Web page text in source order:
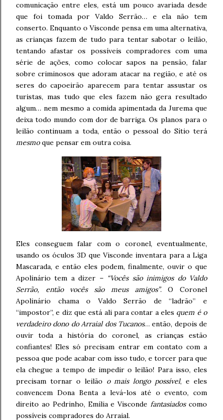
comunicação entre eles, está um pouco avariada desde
que foi tomada por Valdo Serrão… e ela não tem
conserto. Enquanto o Visconde pensa em uma alternativa,
as crianças fazem de tudo para tentar sabotar o leilão,
tentando afastar os possíveis compradores com uma
série de ações, como colocar sapos na pensão, falar
sobre criminosos que adoram atacar na região, e até os
seres do capoeirão aparecem para tentar assustar os
turistas, mas tudo que eles fazem não gera resultado
algum… nem mesmo a comida apimentada da Jurema que
deixa todo mundo com dor de barriga. Os planos para o
leilão continuam a toda, então o pessoal do Sítio terá
mesmoque pensar em outra coisa.
Eles conseguem falar com o coronel, eventualmente,
usando os óculos 3D que Visconde inventara para a Liga
Mascarada, e então eles podem, finalmente, ouvir o que
Apolinário tem a dizer – “Vocês são inimigos do Valdo
Serrão, então vocês são meus amigos”. O Coronel
Apolinário chama o Valdo Serrão de “ladrão” e
“impostor”, e diz que está ali para contar a eles quem é o
verdadeiro dono do Arraial dos Tucanos… então, depois de
ouvir toda a história do coronel, as crianças estão
confiantes! Eles só precisam entrar em contato com a
pessoa que pode acabar com isso tudo, e torcer para que
ela chegue a tempo de impedir o leilão! Para isso, eles
precisam tornar o leilão o mais longo possível, e eles
convencem Dona Benta a levá-los até o evento, com
direito ao Pedrinho, Emília e Viscondefantasiadoscomo
possíveis compradores do Arraial.